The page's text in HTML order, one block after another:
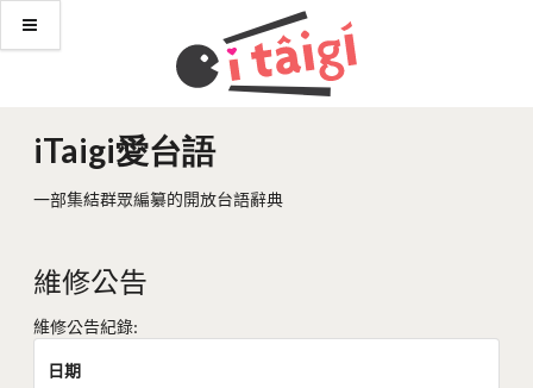
iTaigi愛台語
一部集結群眾編纂的開放台語辭典
維修公告
維修公告紀錄:
日期